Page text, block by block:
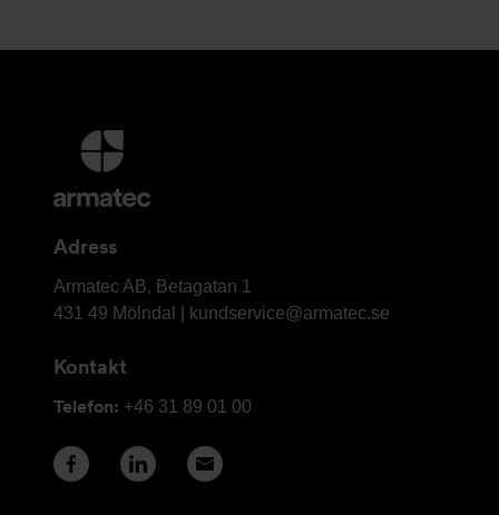
Ytterligare
information
och
Adress
Armatec
AB
Armatec AB, Betagatan 1
431 49 Mölndal |
kundservice@armatec.se
Kontakt
Telefon: +46 31 89 01 00